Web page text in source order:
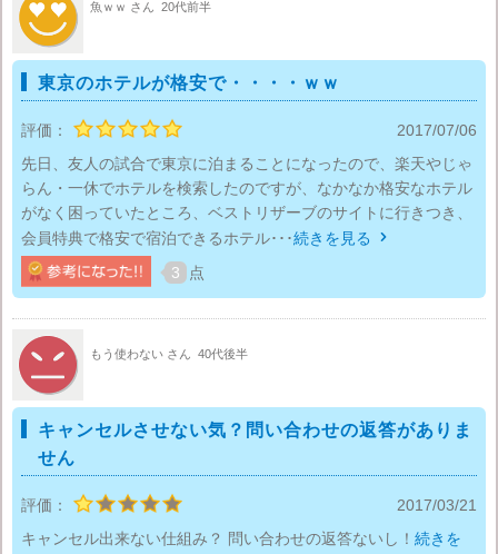
魚ｗｗ さん 20代前半
東京のホテルが格安で・・・・ｗｗ
評価：
2017/07/06
先日、友人の試合で東京に泊まることになったので、楽天やじゃ
らん・一休でホテルを検索したのですが、なかなか格安なホテル
がなく困っていたところ、ベストリザーブのサイトに行きつき、
会員特典で格安で宿泊できるホテル･･･続きを見る 
3 点
もう使わない さん 40代後半
キャンセルさせない気？問い合わせの返答がありま
せん
評価：
2017/03/21
キャンセル出来ない仕組み？ 問い合わせの返答ないし！続きを